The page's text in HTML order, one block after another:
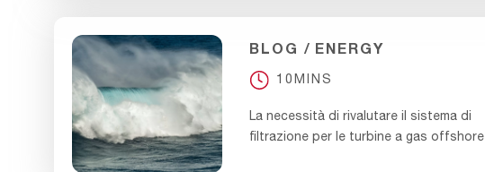
BLOG ENERGY
10MINS
La necessità di rivalutare il sistema di
filtrazione per le turbine a gas offshore